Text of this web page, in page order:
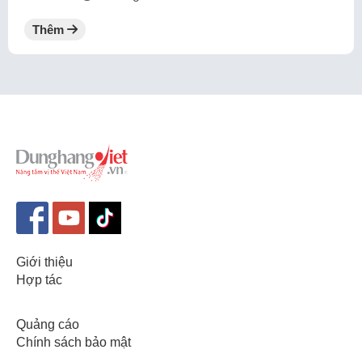
Thêm
Giới thiệu
Hợp tác
Quảng cáo
Chính sách bảo mật